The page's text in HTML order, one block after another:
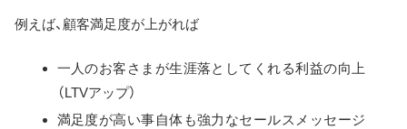
例えば、顧客満足度が上がれば
一人のお客さまが生涯落としてくれる利益の向上
（LTVアップ）
満足度が高い事自体も強力なセールスメッセージ